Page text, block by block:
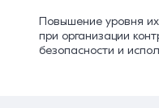
Повышение уровня
при организации
безопасности и